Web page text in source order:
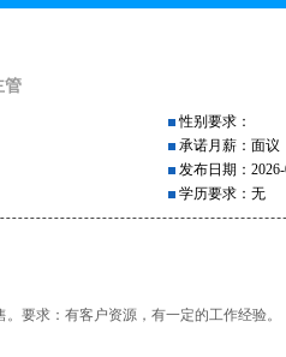
管
性别要求：
承诺月薪：面议
发布日期：
学历要求：无
要求：有客户资源，有一定的工作经验。